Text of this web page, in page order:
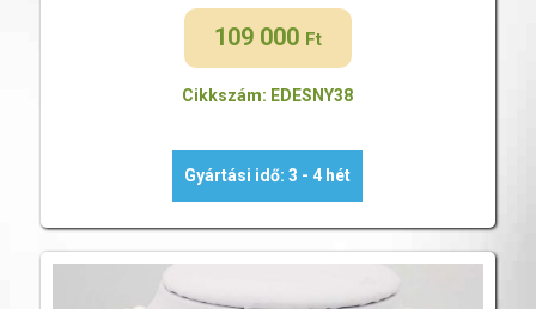
109 000 Ft
Cikkszám: EDESNY38
Gyártási idő: 3 - 4 hét